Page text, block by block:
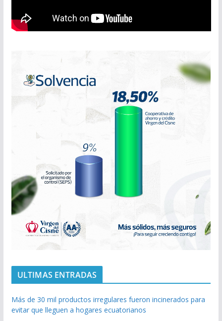
ULTIMAS ENTRADAS
Más de 30 mil productos irregulares fueron incinerados para
evitar que lleguen a hogares ecuatorianos